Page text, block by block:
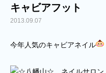
キャビアフット
2013.09.07
今年人気のキャビアネイル